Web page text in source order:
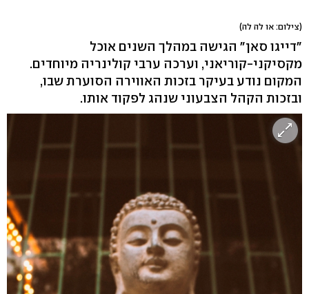
(צילום: או לה לה)
"דייגו סאן" הגישה במהלך השנים אוכל
מקסיקני-קוריאני, וערכה ערבי קולינריה מיוחדים.
המקום נודע בעיקר בזכות האווירה הסוערת שבו,
ובזכות הקהל הצבעוני שנהג לפקוד אותו.